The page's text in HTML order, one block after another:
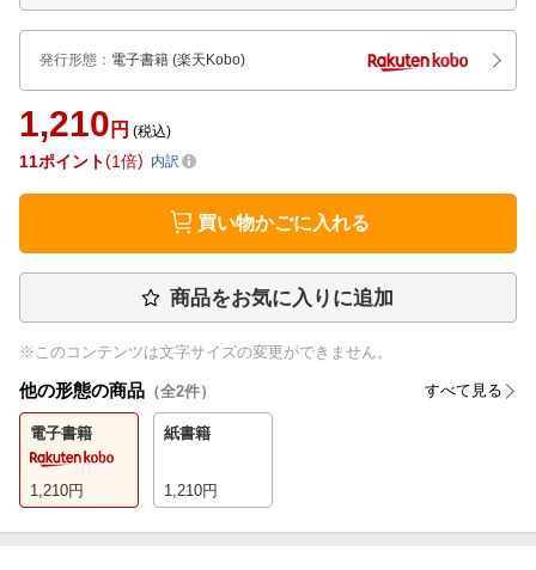
発行形態 ： 電子書籍 (楽天Kobo)
1,210 円 (税込)
11ポイント 1倍 内訳
買い物かごに入れる
商品をお気に入りに追加
※このコンテンツは文字サイズの変更ができません。
他の形態の商品 （全2件） すべて見る
電子書籍
1,210円
紙書籍
1,210円